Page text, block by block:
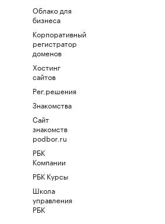
Облако для
бизнеса
Корпоративный
регистратор
доменов
Хостинг
сайтов
Рег.решения
Знакомства
Сайт
знакомств
podbor.ru
РБК
Компании
РБК Курсы
Школа
управления
РБК